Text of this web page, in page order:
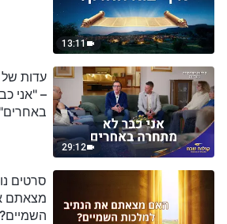
13:11
29:12
עדות של
– "אני
באחרים"
סרטים
מצאתם